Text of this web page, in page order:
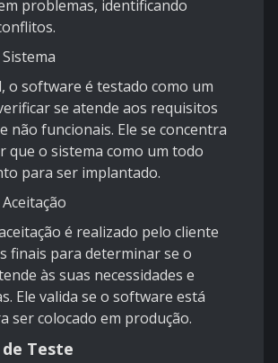
problemas, identificando
o software é testado como um
se atende aos requisitos
não funcionais. Ele se concentra
que o sistema como um todo
para ser implantado.
é realizado pelo cliente
finais para determinar se o
às suas necessidades e
Ele valida se o software está
ser colocado em produção.
Teste